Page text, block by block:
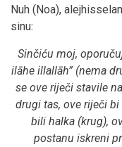
Nuh (Noa),
sinu:
Sinčiću moj,
ilāhe illallāh” (nema
se ove riječi stavile
drugi tas, ove riječi
bili halka (krug),
postanu iskreni